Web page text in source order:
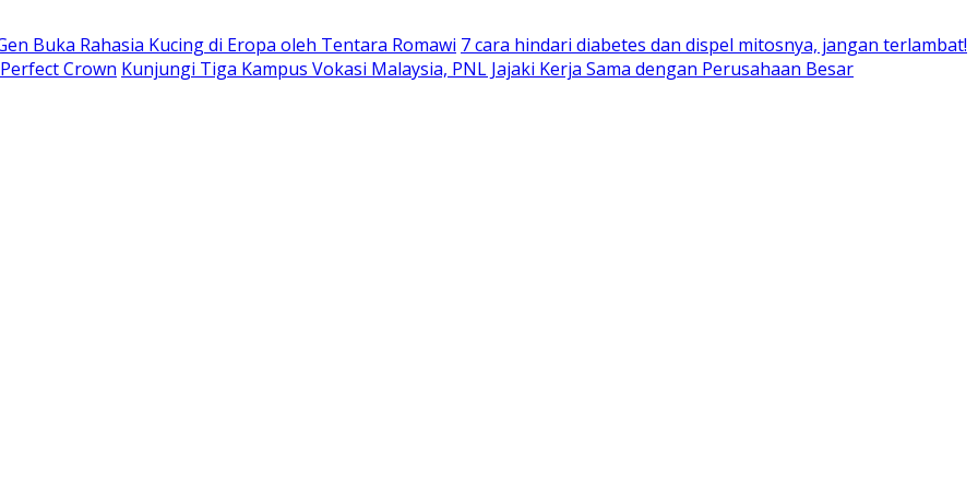
Buka Rahasia Kucing di Eropa oleh Tentara Romawi 7 cara hindari diabetes dan dispel mitosnya, jangan terlambat!
Crown Kunjungi Tiga Kampus Vokasi Malaysia, PNL Jajaki Kerja Sama dengan Perusahaan Besar